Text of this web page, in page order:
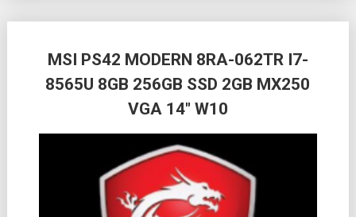
MSI PS42 MODERN 8RA-062TR I7-
8565U 8GB 256GB SSD 2GB MX250
VGA 14″ W10